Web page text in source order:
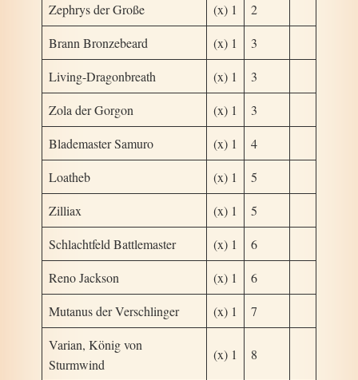
Zephrys der Große
(x) 1
2
Brann Bronzebeard
(x) 1
3
Living-Dragonbreath
(x) 1
3
Zola der Gorgon
(x) 1
3
Blademaster Samuro
(x) 1
4
Loatheb
(x) 1
5
Zilliax
(x) 1
5
Schlachtfeld Battlemaster
(x) 1
6
Reno Jackson
(x) 1
6
Mutanus der Verschlinger
(x) 1
7
Varian, König von
Sturmwind
(x) 1 8